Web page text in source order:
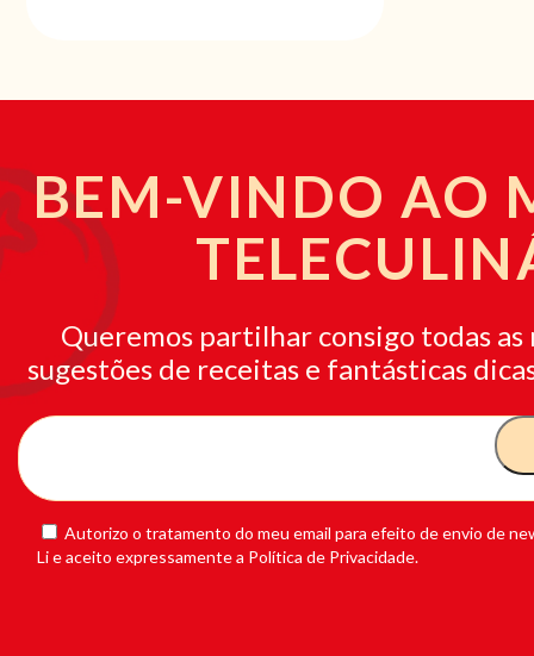
BEM-VINDO AO
Queremos partilhar consigo todas as
sugestões de receitas e fantásticas
Autorizo o tratamento do meu email para efeito de envio de
Li e aceito expressamente a Política de Privacidade.